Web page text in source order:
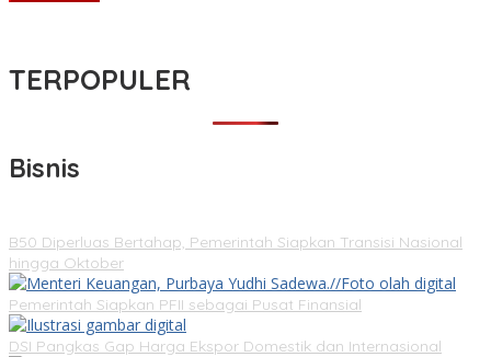
TERPOPULER
Bisnis
B50 Diperluas Bertahap, Pemerintah Siapkan Transisi Nasional
hingga Oktober
Pemerintah Siapkan PFII sebagai Pusat Finansial
DSI Pangkas Gap Harga Ekspor Domestik dan Internasional